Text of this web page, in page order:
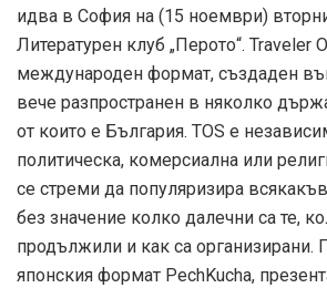
идва в София на (15 ноември)
Литературен клуб „Перото“. Traveler
международен формат, създаден
вече разпространен в няколко
от които е България. TOS е
политическа, комерсиална или
се стреми да популяризира
без значение колко далечни са те,
продължили и как са организирани.
японския формат PechKucha,